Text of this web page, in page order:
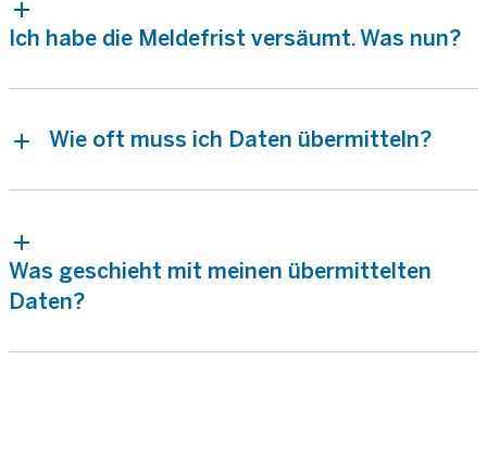
Ich habe die Meldefrist versäumt. Was nun?
Wie oft muss ich Daten übermitteln?
Was geschieht mit meinen übermittelten
Daten?